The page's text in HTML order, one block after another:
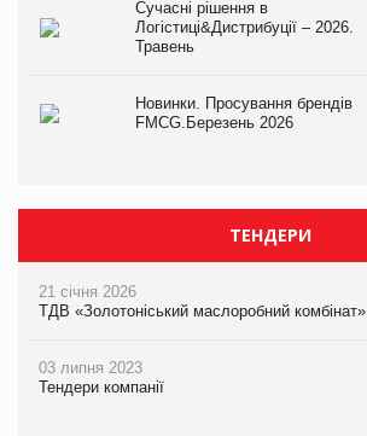
Сучасні рішення в
Логістиці&Дистрибуції – 2026.
Травень
Новинки. Просування брендів
FMCG.Березень 2026
ТЕНДЕРИ
21 січня 2026
ТДВ «Золотоніський маслоробний комбінат»
03 липня 2023
Тендери компанії